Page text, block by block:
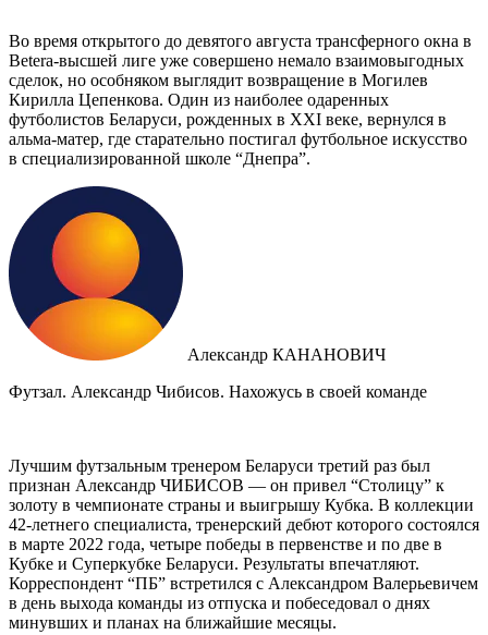
Во время открытого до девятого августа трансферного окна в
Betera-высшей лиге уже совершено немало взаимовыгодных
сделок, но особняком выглядит возвращение в Могилев
Кирилла Цепенкова. Один из наиболее одаренных
футболистов Беларуси, рожденных в XXI веке, вернулся в
альма-матер, где старательно постигал футбольное искусство
в специализированной школе “Днепра”.
Александр КАНАНОВИЧ
Футзал. Александр Чибисов. Нахожусь в своей команде
Лучшим футзальным тренером Беларуси третий раз был
признан Александр ЧИБИСОВ — он привел “Столицу” к
золоту в чемпионате страны и выигрышу Кубка. В коллекции
42-летнего специалиста, тренерский дебют которого состоялся
в марте 2022 года, четыре победы в первенстве и по две в
Кубке и Суперкубке Беларуси. Результаты впечатляют.
Корреспондент “ПБ” встретился с Александром Валерьевичем
в день выхода команды из отпуска и побеседовал о днях
минувших и планах на ближайшие месяцы.